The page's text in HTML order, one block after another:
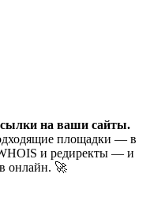
на ваши сайты.
площадки — в
и редиректы — и
онлайн. 🚀